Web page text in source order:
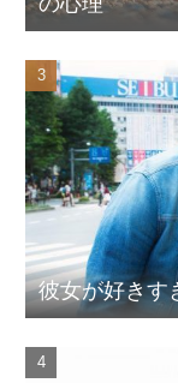
彼女が好きす